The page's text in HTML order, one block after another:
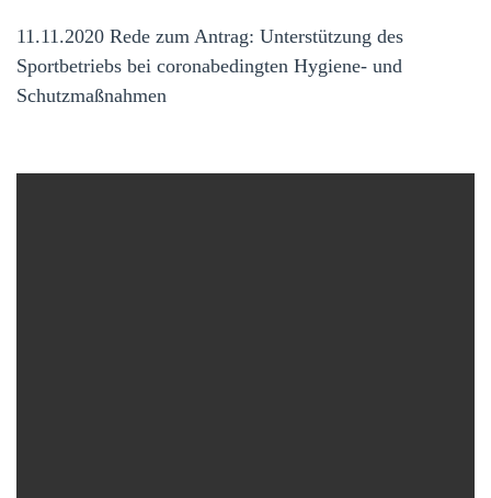
11.11.2020 Rede zum Antrag: Unterstützung des
Sportbetriebs bei coronabedingten Hygiene- und
Schutzmaßnahmen